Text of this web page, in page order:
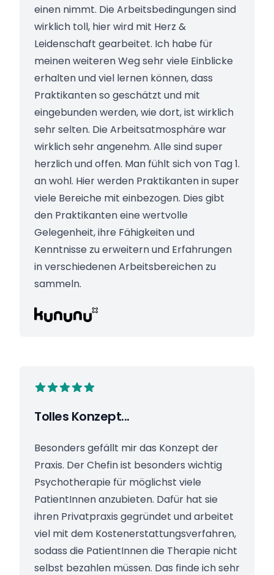
einen nimmt. Die Arbeitsbedingungen sind
wirklich toll, hier wird mit Herz &
Leidenschaft gearbeitet. Ich habe für
meinen weiteren Weg sehr viele Einblicke
erhalten und viel lernen können, dass
Praktikanten so geschätzt und mit
eingebunden werden, wie dort, ist wirklich
sehr selten. Die Arbeitsatmosphäre war
wirklich sehr angenehm. Alle sind super
herzlich und offen. Man fühlt sich von Tag 1.
an wohl. Hier werden Praktikanten in super
viele Bereiche mit einbezogen. Dies gibt
den Praktikanten eine wertvolle
Gelegenheit, ihre Fähigkeiten und
Kenntnisse zu erweitern und Erfahrungen
in verschiedenen Arbeitsbereichen zu
sammeln.
Tolles Konzept...
Besonders gefällt mir das Konzept der
Praxis. Der Chefin ist besonders wichtig
Psychotherapie für möglichst viele
PatientInnen anzubieten. Dafür hat sie
ihren Privatpraxis gegründet und arbeitet
viel mit dem Kostenerstattungsverfahren,
sodass die PatientInnen die Therapie nicht
selbst bezahlen müssen. Das finde ich sehr